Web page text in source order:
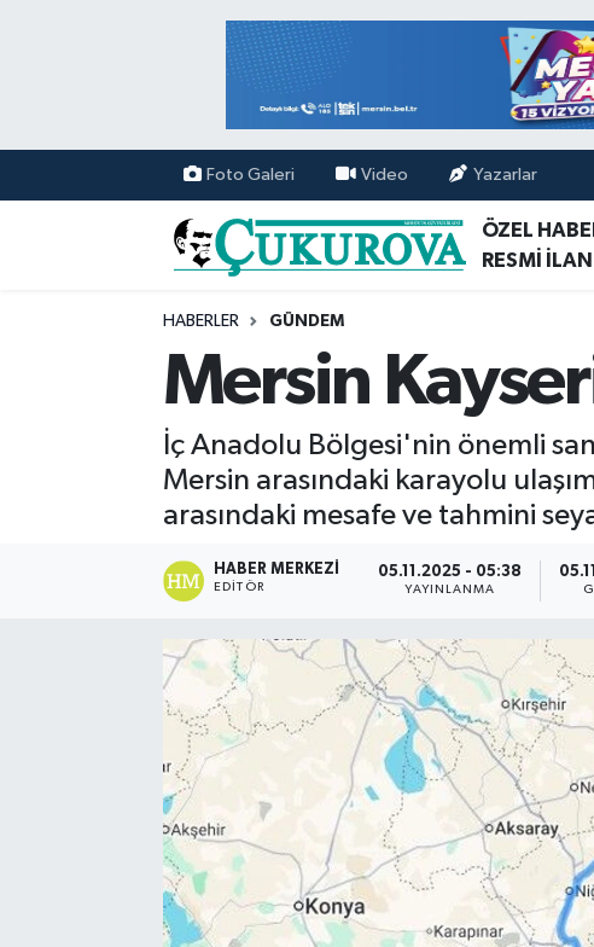
Foto Galeri Video Yazarlar
ÖZEL
RESMİ
HABERLER GÜNDEM
Mersin
İç Anadolu Bölgesi'nin önemli
Mersin arasındaki karayolu
arasındaki mesafe ve tahmini
HABER MERKEZI
EDITÖR
05.11.2025 - 05:38
YAYINLANMA
Mersin Nöbetçi Eczaneler
Mersin Hava Durumu
Mersin Namaz Vakitleri
Mersin Trafik Yoğunluk Haritası
Tüm Manşetler
Son Dakika Haberleri
Haber Arşivi